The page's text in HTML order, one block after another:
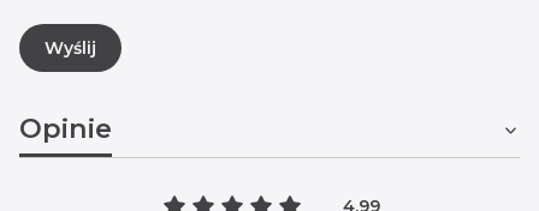
Wyślij
Opinie
4.99